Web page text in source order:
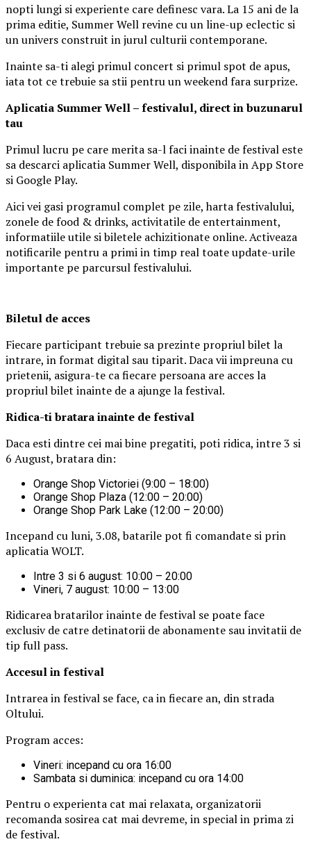
nopti lungi si experiente care definesc vara. La 15 ani de la
prima editie, Summer Well revine cu un line-up eclectic si
un univers construit in jurul culturii contemporane.
Inainte sa-ti alegi primul concert si primul spot de apus,
iata tot ce trebuie sa stii pentru un weekend fara surprize.
Aplicatia Summer Well– festivalul, direct in buzunarul
tau
Primul lucru pe care merita sa-l faci inainte de festival este
sa descarci aplicatia Summer Well, disponibila in App Store
si Google Play.
Aici vei gasi programul complet pe zile, harta festivalului,
zonele de food & drinks, activitatile de entertainment,
informatiile utile si biletele achizitionate online. Activeaza
notificarile pentru a primi in timp real toate update-urile
importante pe parcursul festivalului.
Biletul de acces
Fiecare participant trebuie sa prezinte propriul bilet la
intrare, in format digital sau tiparit. Daca vii impreuna cu
prietenii, asigura-te ca fiecare persoana are acces la
propriul bilet inainte de a ajunge la festival.
Ridica-ti bratarainainte de festival
Daca esti dintre cei mai bine pregatiti, poti ridica, intre 3 si
6 August, bratara din:
Orange Shop Victoriei (9:00 – 18:00)
Orange Shop Plaza (12:00 – 20:00)
Orange Shop Park Lake (12:00 – 20:00)
Incepand cu luni, 3.08, batarile pot fi comandate si prin
aplicatia WOLT.
Intre 3 si 6 august: 10:00 – 20:00
Vineri, 7 august: 10:00 – 13:00
Ridicarea bratarilor inainte de festival se poate face
exclusiv de catre detinatorii de abonamente sau invitatii de
tip full pass.
Accesul in festival
Intrarea in festival se face, ca in fiecare an, din strada
Oltului.
Program acces:
Vineri: incepand cu ora 16:00
Sambata si duminica: incepand cu ora 14:00
Pentru o experienta cat mai relaxata, organizatorii
recomanda sosirea cat mai devreme, in special in prima zi
de festival.